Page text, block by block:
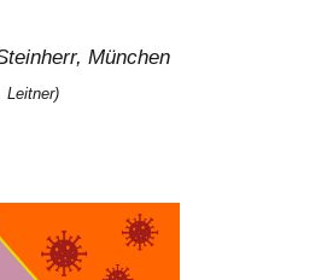
München
Leitner)